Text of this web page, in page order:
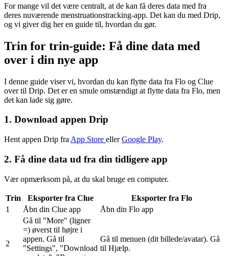
For mange vil det være centralt, at de kan få deres data med fra
deres nuværende menstruationstracking-app. Det kan du med Drip,
og vi giver dig her en guide til, hvordan du gør.
Trin for trin-guide: Få dine data med
over i din nye app
I denne guide viser vi, hvordan du kan flytte data fra Flo og Clue
over til Drip. Det er en smule omstændigt at flytte data fra Flo, men
det kan lade sig gøre.
1. Download appen Drip
Hent appen Drip fra App Store ellerGoogle Play.
2. Få dine data ud fra din tidligere app
Vær opmærksom på, at du skal bruge en computer.
Trin Eksporter fra Clue
Eksporter fra Flo
1
Åbn din Clue app Åbn din Flo app
2
Gå til "More" (ligner
=) øverst til højre i
appen. Gå til
"Settings", "Download
Gå til menuen (dit billede/avatar). Gå
til Hjælp.